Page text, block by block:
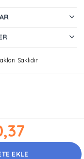
Saklıdır